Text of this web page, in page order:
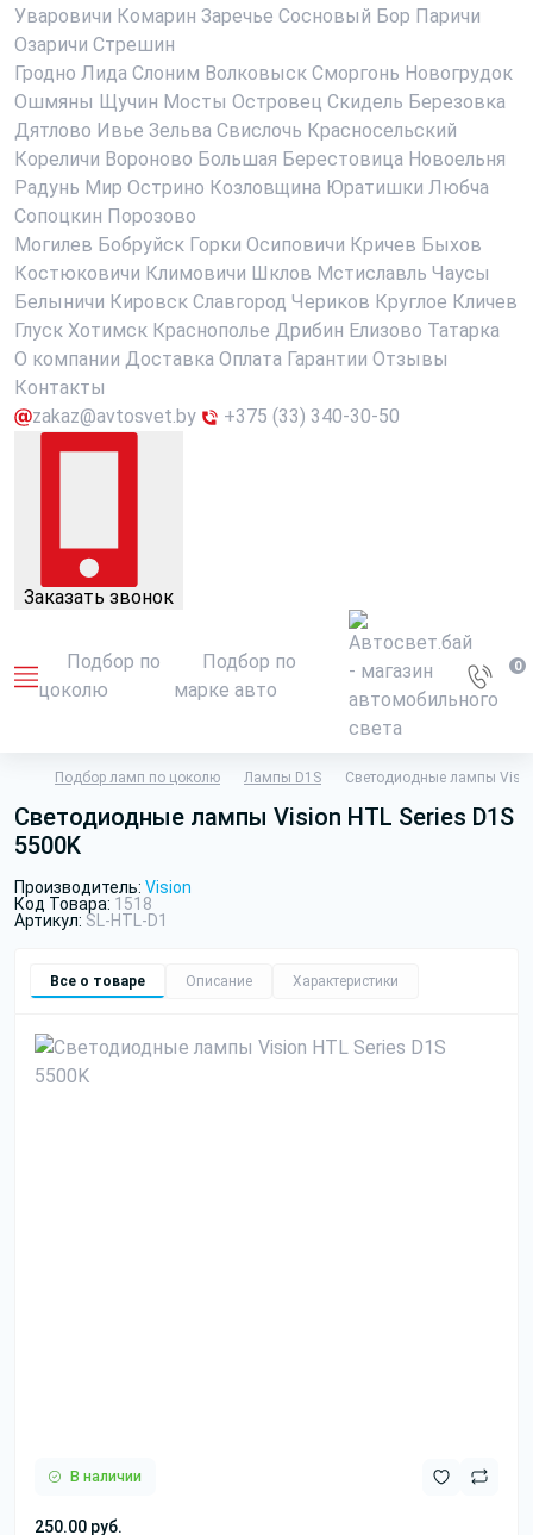
Уваровичи Комарин Заречье Сосновый Бор Паричи
Озаричи Стрешин
Гродно Лида Слоним Волковыск Сморгонь Новогрудок
Ошмяны Щучин Мосты Островец Скидель Березовка
Дятлово Ивье Зельва Свислочь Красносельский
Кореличи Вороново Большая Берестовица Новоельня
Радунь Мир Острино Козловщина Юратишки Любча
Сопоцкин Порозово
Могилев Бобруйск Горки Осиповичи Кричев Быхов
Костюковичи Климовичи Шклов Мстиславль Чаусы
Белыничи Кировск Славгород Чериков Круглое Кличев
Глуск Хотимск Краснополье Дрибин Елизово Татарка
О компании Доставка Оплата Гарантии Отзывы
Контакты
zakaz@avtosvet.by
+375 (33) 340-30-50
Заказать звонок
Подбор по
цоколю
Подбор по
марке авто
0
Подбор ламп по цоколю Лампы D1S Светодиодные лампы
Светодиодные лампы Vision HTL Series D1S
5500K
Производитель: Vision
Код Товара: 1518
Артикул: SL-HTL-D1
Все о товаре Описание Характеристики
В наличии
250.00 руб.